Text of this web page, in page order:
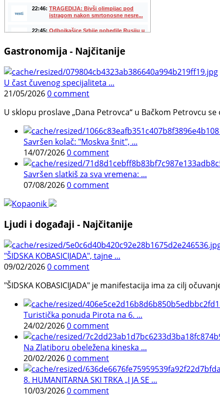
Gastronomija - Najčitanije
U čast čuvenog specijaliteta ...
21/05/20260 comment
U sklopu proslave „Dana Petrovca“ u Bačkom Petrovcu
Savršen kolač: "Moskva šnit", ...
14/07/20260 comment
Savršen slatkiš za sva vremena: ...
07/08/20260 comment
Ljudi i događaji - Najčitanije
"ŠIDSKA KOBASICIJADA", tajne ...
09/02/20260 comment
"ŠIDSKA KOBASICIJADA" je manifestacija ima za cilj
Turistička ponuda Pirota na 6. ...
24/02/20260 comment
Na Zlatiboru obeležena kineska ...
20/02/20260 comment
8. HUMANITARNA SKI TRKA „I JA SE ...
10/03/20260 comment